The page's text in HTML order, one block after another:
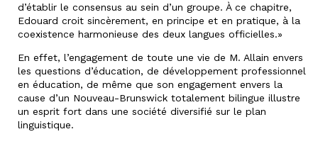
d’établir le consensus au sein d’un groupe. À ce chapitre,
Edouard croit sincèrement, en principe et en pratique, à la
coexistence harmonieuse des deux langues officielles.»
En effet, l’engagement de toute une vie de M. Allain envers
les questions d’éducation, de développement professionnel
en éducation, de même que son engagement envers la
cause d’un Nouveau-Brunswick totalement bilingue illustre
un esprit fort dans une société diversifié sur le plan
linguistique.